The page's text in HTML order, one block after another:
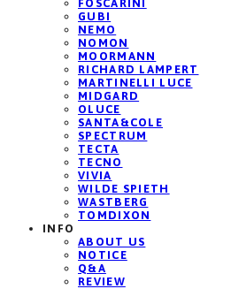
FOSCARINI
GUBI
NEMO
NOMON
MOORMANN
RICHARD LAMPERT
MARTINELLI LUCE
MIDGARD
OLUCE
SANTA&COLE
SPECTRUM
TECTA
TECNO
VIVIA
WILDE SPIETH
WASTBERG
TOMDIXON
INFO
ABOUT US
NOTICE
Q&A
REVIEW